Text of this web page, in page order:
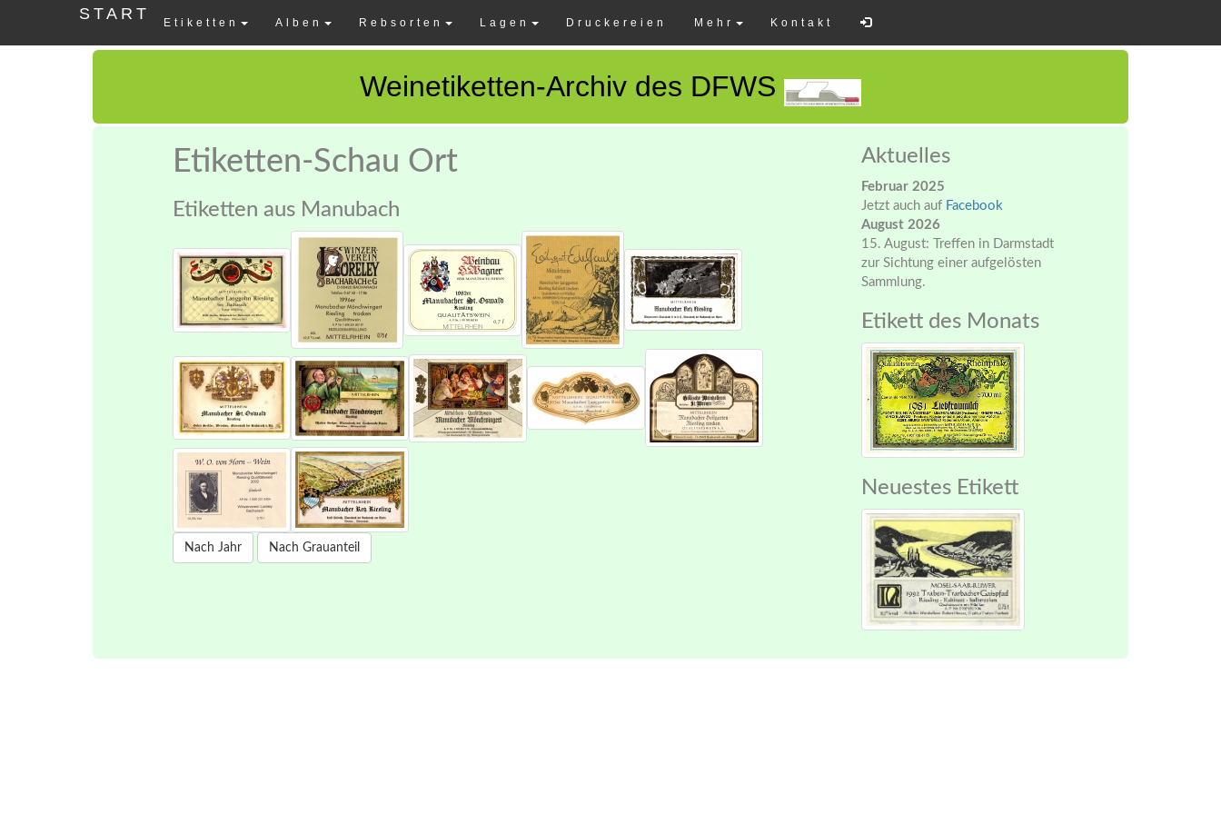
START Etiketten Alben Rebsorten Lagen Druckereien Mehr Kontakt
Weinetiketten-Archiv des DFWS
Etiketten-Schau Ort
Etiketten aus Manubach
Nach Jahr Nach Grauanteil
Aktuelles
Februar 2025
Jetzt auch auf Facebook
August 2026
15. August: Treffen in Darmstadt
zur Sichtung einer aufgelösten
Sammlung.
Etikett des Monats
Neuestes Etikett